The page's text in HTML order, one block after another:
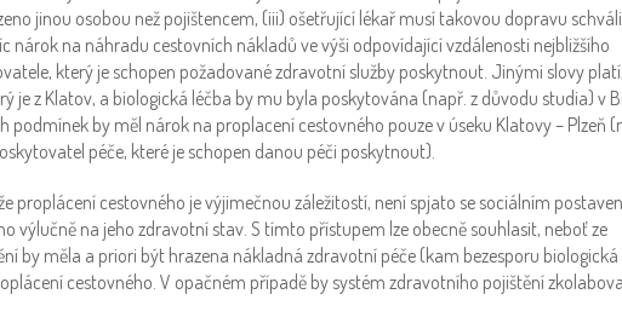
jinou osobou než pojištencem, (iii) ošetřující lékař musí takovou dopravu
nárok na náhradu cestovních nákladů ve výši odpovídající vzdálenosti nejbližšího
který je schopen požadované zdravotní služby poskytnout. Jinými slovy
je z Klatov, a biologická léčba by mu byla poskytována (např. z důvodu studia) v
podmínek by měl nárok na proplacení cestovného pouze v úseku Klatovy – Plzeň
péče, které je schopen danou péči poskytnout).
proplácení cestovného je výjimečnou záležitostí, není spjato se sociálním
výlučně na jeho zdravotní stav. S tímto přístupem lze obecně souhlasit, neboť ze
by měla a priori být hrazena nákladná zdravotní péče (kam bezesporu biologická
cestovného. V opačném případě by systém zdravotního pojištění